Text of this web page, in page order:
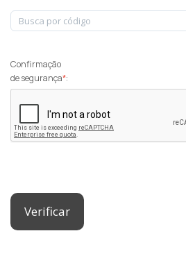
Confirmação
de segurança*:
Verificar